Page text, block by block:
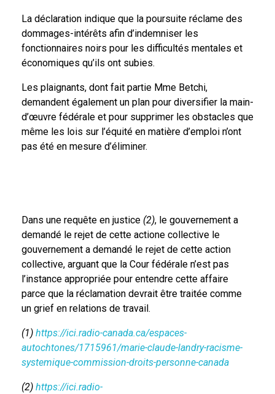
La déclaration indique que la poursuite réclame des
dommages-intérêts afin d’indemniser les
fonctionnaires noirs pour les difficultés mentales et
économiques qu’ils ont subies.
Les plaignants, dont fait partie Mme Betchi,
demandent également un plan pour diversifier la main-
d’œuvre fédérale et pour supprimer les obstacles que
même les lois sur l’équité en matière d’emploi n’ont
pas été en mesure d’éliminer.
Dans une requête en justice (2), le gouvernement a
demandé le rejet de cette actione collective le
gouvernement a demandé le rejet de cette action
collective, arguant que la Cour fédérale n’est pas
l’instance appropriée pour entendre cette affaire
parce que la réclamation devrait être traitée comme
un grief en relations de travail.
(1) https://ici.radio-canada.ca/espaces-
autochtones/1715961/marie-claude-landry-racisme-
systemique-commission-droits-personne-canada
(2) https://ici.radio-